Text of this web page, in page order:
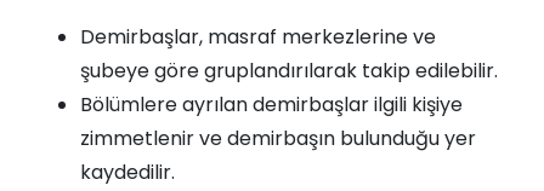
Demirbaşlar, masraf merkezlerine ve
şubeye göre gruplandırılarak takip edilebilir.
Bölümlere ayrılan demirbaşlar ilgili kişiye
zimmetlenir ve demirbaşın bulunduğu yer
kaydedilir.